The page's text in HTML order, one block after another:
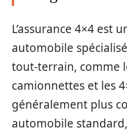
L’assurance 4×4 est
automobile
tout-terrain, comme
camionnettes et les
généralement plus
automobile